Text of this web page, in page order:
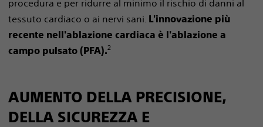
procedura e per ridurre al minimo il rischio di danni al
tessuto cardiaco o ai nervi sani. L'innovazione più
recente nell'ablazione cardiaca è l'ablazione a
campo pulsato (PFA).2
AUMENTO DELLA PRECISIONE,
DELLA SICUREZZA E